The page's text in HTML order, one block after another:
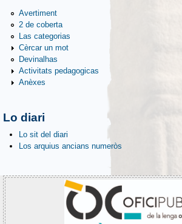
Avertiment
2 de coberta
Las categorias
Cèrcar un mot
Devinalhas
Activitats pedagogicas
Anèxes
Lo diari
Lo sit del diari
Los arquius ancians numeròs